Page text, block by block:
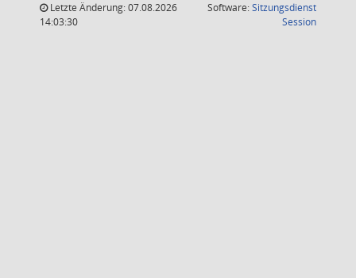
Letzte Änderung: 07.08.2026
14:03:30
Software:Sitzungsdienst
Session(Wird in